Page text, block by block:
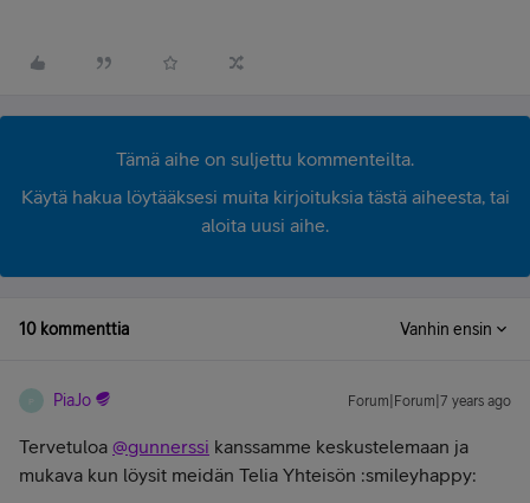
Tämä aihe on suljettu kommenteilta.
Käytä hakua löytääksesi muita kirjoituksia tästä aiheesta, tai
aloita uusi aihe.
10 kommenttia Vanhin ensin
PiaJo Forum|Forum|7 years ago
Tervetuloa @gunnerssi kanssamme keskustelemaan ja
mukava kun löysit meidän Telia Yhteisön :smileyhappy: